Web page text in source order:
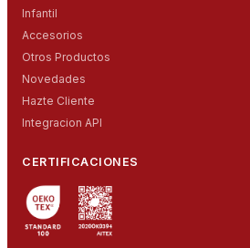
Infantil
Accesorios
Otros Productos
Novedades
Hazte Cliente
Integracion API
CERTIFICACIONES